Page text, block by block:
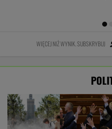
WIĘCEJ NIŻ WYNIK. SUBSKRYBUJ